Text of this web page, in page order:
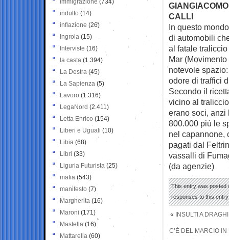
CALLI
In questo
di automobili
al fatale
Mar
notevole
odore di traffici
Secondo il
vicino al
erano soci, anzi
800.000 più le
nel capannone,
pagati dal
vassalli di
(da agenzie)
This entry was posted
responses to this
« INSULTI A
C’È DEL MARCIO
Immigrazione (734)
indulto (14)
inflazione (26)
Ingroia (15)
Interviste (16)
la casta (1.394)
La Destra (45)
La Sapienza (5)
Lavoro (1.316)
LegaNord (2.411)
Letta Enrico (154)
Liberi e Uguali (10)
Libia (68)
Libri (33)
Liguria Futurista (25)
mafia (543)
manifesto (7)
Margherita (16)
Maroni (171)
Mastella (16)
Mattarella (60)